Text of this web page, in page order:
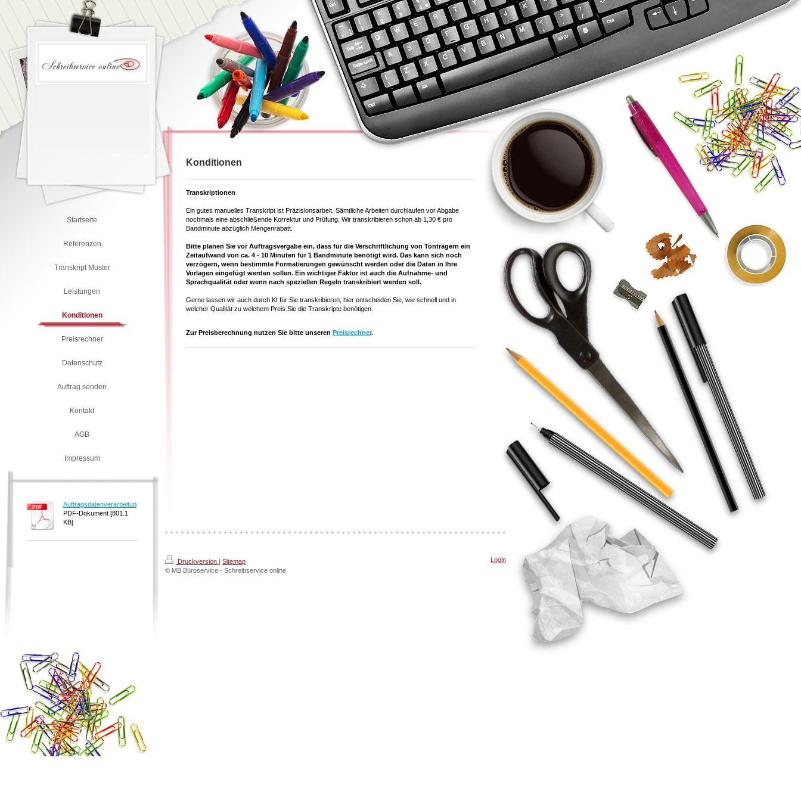
Konditionen
Transkriptionen
Ein gutes manuelles Transkript ist Präzisionsarbeit. Sämtliche Arbeiten durchlaufen vor Abgabe
nochmals eine abschließende Korrektur und Prüfung. Wir transkribieren schon ab 1,30 € pro
Bandminute abzüglich Mengenrabatt.
Bitte planen Sie vor Auftragsvergabe ein, dass für die Verschriftlichung von Tonträgern ein
Zeitaufwand von ca. 4 - 10 Minuten für 1 Bandminute benötigt wird. Das kann sich noch
verzögern, wenn bestimmte Formatierungen gewünscht werden oder die Daten in Ihre
Vorlagen eingefügt werden sollen. Ein wichtiger Faktor ist auch die Aufnahme- und
Sprachqualität oder wenn nach speziellen Regeln transkribiert werden soll.
Gerne lassen wir auch durch KI für Sie transkribieren, hier entscheiden Sie, wie schnell und in
welcher Qualität zu welchem Preis Sie die Transkripte benötigen.
Zur Preisberechnung nutzen Sie bitte unseren Preisrechner.
Druckversion | Sitemap
© MB Büroservice - Schreibservice online
Login
Startseite
Referenzen
Transkript Muster
Leistungen
Konditionen
Preisrechner
Datenschutz
Auftrag senden
Kontakt
AGB
Impressum
Auftragsdatenverarbeitungsvereinbarung_M[...]
PDF-Dokument [801.1
KB]